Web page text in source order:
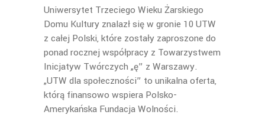
Uniwersytet Trzeciego Wieku Żarskiego
Domu Kultury znalazł się w gronie 10 UTW
z całej Polski, które zostały zaproszone do
ponad rocznej współpracy z Towarzystwem
Inicjatyw Twórczych „ę” z Warszawy.
„UTW dla społeczności” to unikalna oferta,
którą finansowo wspiera Polsko-
Amerykańska Fundacja Wolności.